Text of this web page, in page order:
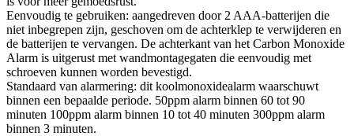
Eenvoudig te gebruiken: aangedreven door 2 AAA-batterijen die
niet inbegrepen zijn, geschoven om de achterklep te verwijderen en
de batterijen te vervangen. De achterkant van het Carbon Monoxide
Alarm is uitgerust met wandmontagegaten die eenvoudig met
schroeven kunnen worden bevestigd.
Standaard van alarmering: dit koolmonoxidealarm waarschuwt
binnen een bepaalde periode. 50ppm alarm binnen 60 tot 90
minuten 100ppm alarm binnen 10 tot 40 minuten 300ppm alarm
binnen 3 minuten.